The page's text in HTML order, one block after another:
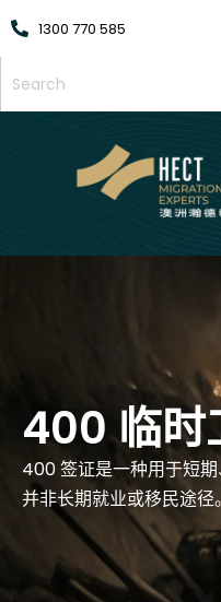
1300 770 585
400 临时
400 签证是一种用于短
并非长期就业或移民途径。